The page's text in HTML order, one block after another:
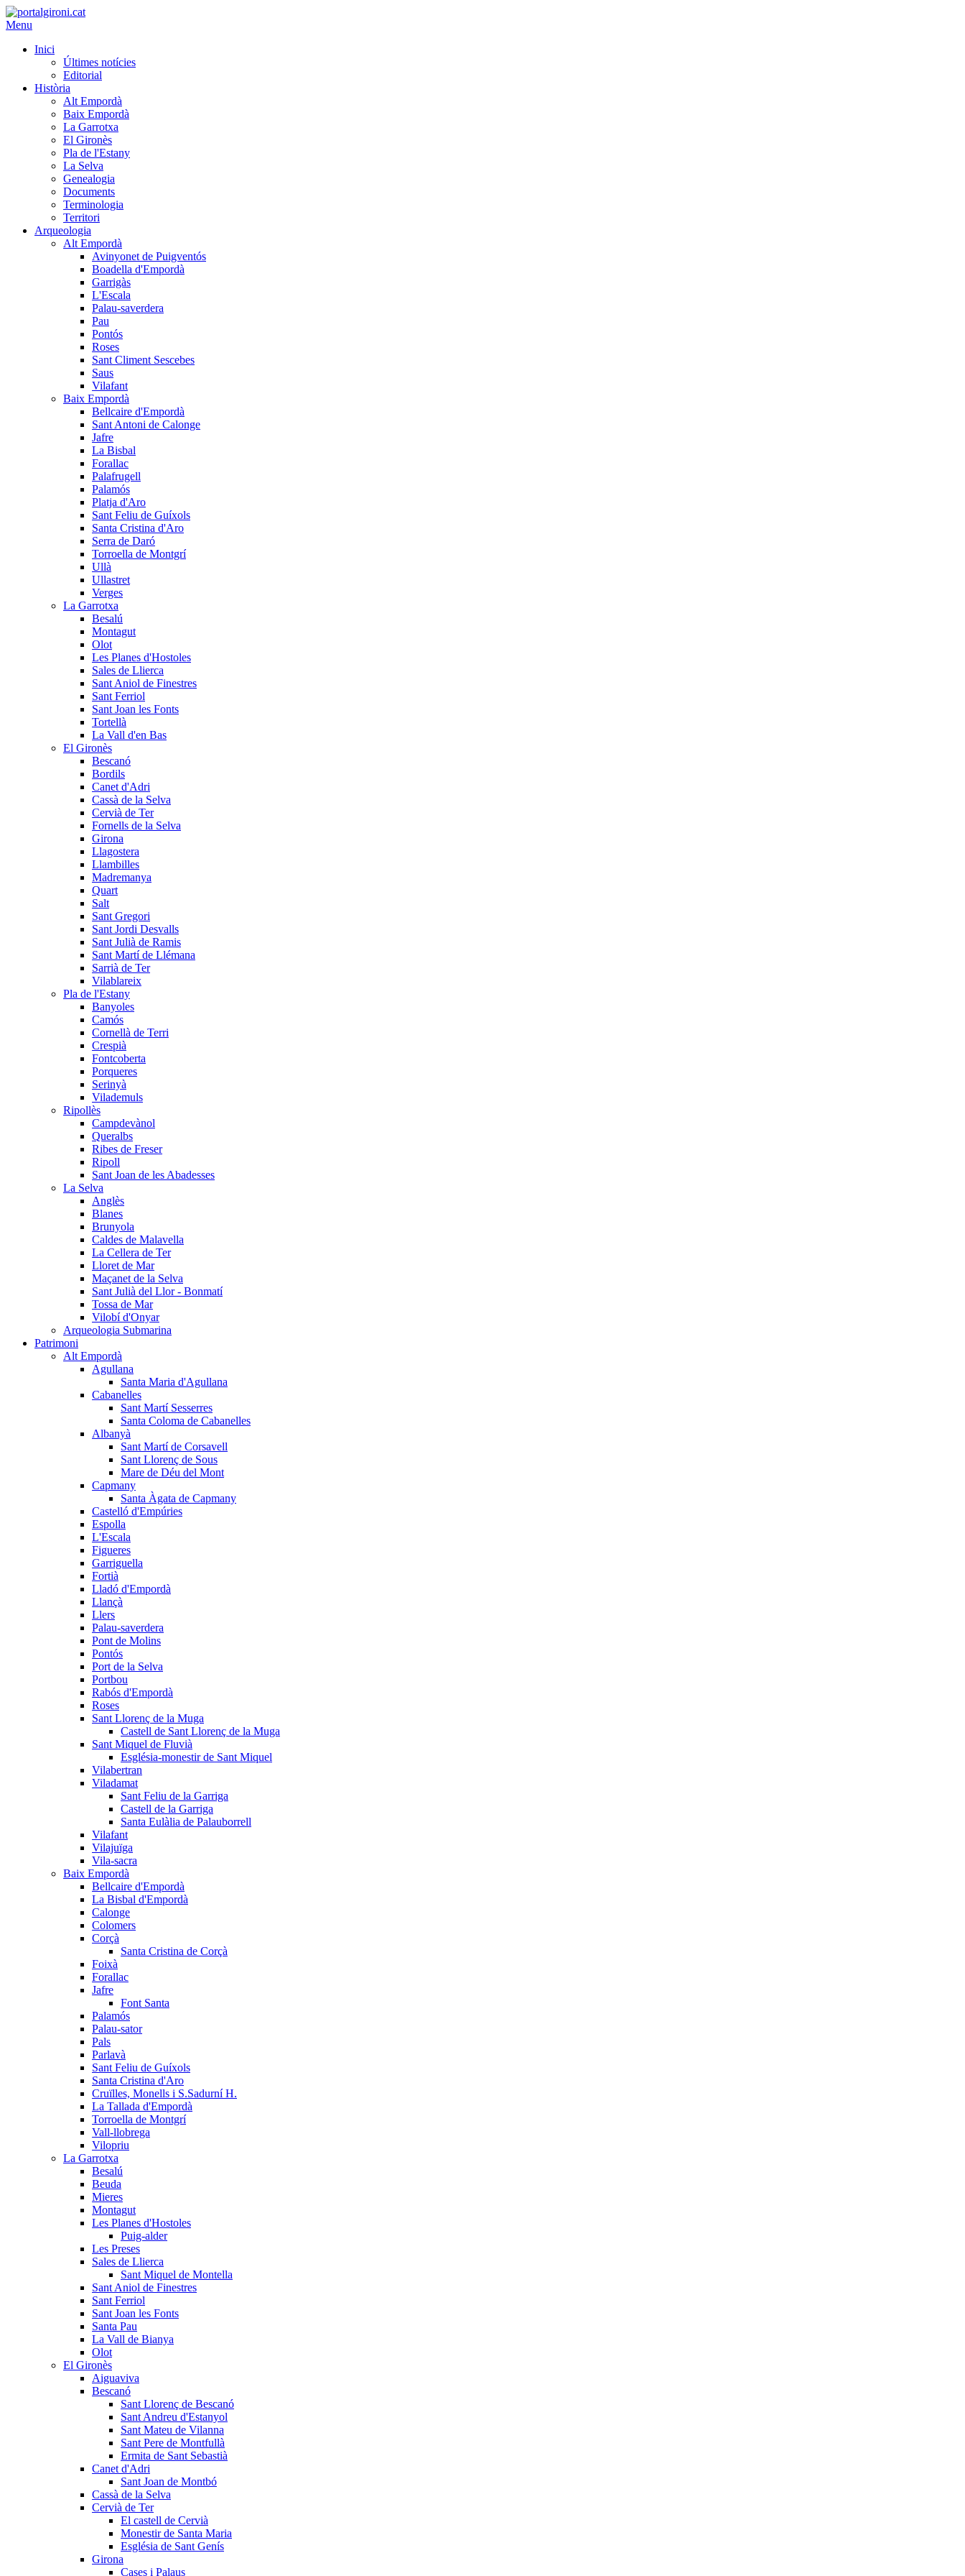
Menu
Inici
Últimes notícies
Editorial
Història
Alt Empordà
Baix Empordà
La Garrotxa
El Gironès
Pla de l'Estany
La Selva
Genealogia
Documents
Terminologia
Territori
Arqueologia
Alt Empordà
Avinyonet de Puigventós
Boadella d'Empordà
Garrigàs
L'Escala
Palau-saverdera
Pau
Pontós
Roses
Sant Climent Sescebes
Saus
Vilafant
Baix Empordà
Bellcaire d'Empordà
Sant Antoni de Calonge
Jafre
La Bisbal
Forallac
Palafrugell
Palamós
Platja d'Aro
Sant Feliu de Guíxols
Santa Cristina d'Aro
Serra de Daró
Torroella de Montgrí
Ullà
Ullastret
Verges
La Garrotxa
Besalú
Montagut
Olot
Les Planes d'Hostoles
Sales de Llierca
Sant Aniol de Finestres
Sant Ferriol
Sant Joan les Fonts
Tortellà
La Vall d'en Bas
El Gironès
Bescanó
Bordils
Canet d'Adri
Cassà de la Selva
Cervià de Ter
Fornells de la Selva
Girona
Llagostera
Llambilles
Madremanya
Quart
Salt
Sant Gregori
Sant Jordi Desvalls
Sant Julià de Ramis
Sant Martí de Llémana
Sarrià de Ter
Vilablareix
Pla de l'Estany
Banyoles
Camós
Cornellà de Terri
Crespià
Fontcoberta
Porqueres
Serinyà
Vilademuls
Ripollès
Campdevànol
Queralbs
Ribes de Freser
Ripoll
Sant Joan de les Abadesses
La Selva
Anglès
Blanes
Brunyola
Caldes de Malavella
La Cellera de Ter
Lloret de Mar
Maçanet de la Selva
Sant Julià del Llor - Bonmatí
Tossa de Mar
Vilobí d'Onyar
Arqueologia Submarina
Patrimoni
Alt Empordà
Agullana
Santa Maria d'Agullana
Cabanelles
Sant Martí Sesserres
Santa Coloma de Cabanelles
Albanyà
Sant Martí de Corsavell
Sant Llorenç de Sous
Mare de Déu del Mont
Capmany
Santa Àgata de Capmany
Castelló d'Empúries
Espolla
L'Escala
Figueres
Garriguella
Fortià
Lladó d'Empordà
Llançà
Llers
Palau-saverdera
Pont de Molins
Pontós
Port de la Selva
Portbou
Rabós d'Empordà
Roses
Sant Llorenç de la Muga
Castell de Sant Llorenç de la Muga
Sant Miquel de Fluvià
Església-monestir de Sant Miquel
Vilabertran
Viladamat
Sant Feliu de la Garriga
Castell de la Garriga
Santa Eulàlia de Palauborrell
Vilafant
Vilajuïga
Vila-sacra
Baix Empordà
Bellcaire d'Empordà
La Bisbal d'Empordà
Calonge
Colomers
Corçà
Santa Cristina de Corçà
Foixà
Forallac
Jafre
Font Santa
Palamós
Palau-sator
Pals
Parlavà
Sant Feliu de Guíxols
Santa Cristina d'Aro
Cruïlles, Monells i S.Sadurní H.
La Tallada d'Empordà
Torroella de Montgrí
Vall-llobrega
Vilopriu
La Garrotxa
Besalú
Beuda
Mieres
Montagut
Les Planes d'Hostoles
Puig-alder
Les Preses
Sales de Llierca
Sant Miquel de Montella
Sant Aniol de Finestres
Sant Ferriol
Sant Joan les Fonts
Santa Pau
La Vall de Bianya
Olot
El Gironès
Aiguaviva
Bescanó
Sant Llorenç de Bescanó
Sant Andreu d'Estanyol
Sant Mateu de Vilanna
Sant Pere de Montfullà
Ermita de Sant Sebastià
Canet d'Adri
Sant Joan de Montbó
Cassà de la Selva
Cervià de Ter
El castell de Cervià
Monestir de Santa Maria
Església de Sant Genís
Girona
Cases i Palaus